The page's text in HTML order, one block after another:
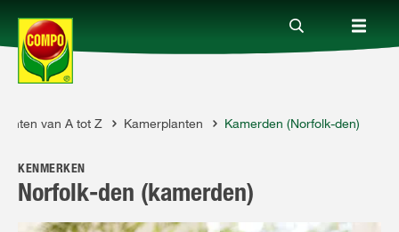
Producten
Advies
van A tot Z Kamerplanten Kamerden (Norfolk-den)
KENMERKEN
Norfolk-den (kamerden)